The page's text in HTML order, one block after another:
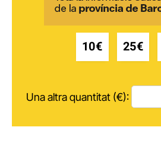
10€ 25€
Una altra quantitat (€):